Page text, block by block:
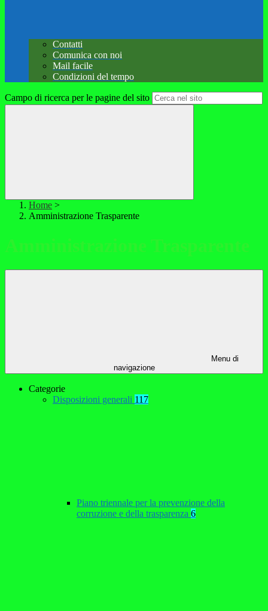
Contatti
Comunica con noi
Mail facile
Condizioni del tempo
Campo di ricerca per le pagine del sito
Home >
Amministrazione Trasparente
Amministrazione Trasparente
Menu di
navigazione
Categorie
Disposizioni generali 117
Piano triennale per la prevenzione della
corruzione e della trasparenza 6